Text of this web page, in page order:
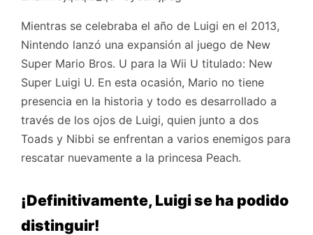
Mientras se celebraba el año de Luigi en el 2013,
Nintendo lanzó una expansión al juego de New
Super Mario Bros. U para la Wii U titulado: New
Super Luigi U. En esta ocasión, Mario no tiene
presencia en la historia y todo es desarrollado a
través de los ojos de Luigi, quien junto a dos
Toads y Nibbi se enfrentan a varios enemigos para
rescatar nuevamente a la princesa Peach.
¡Definitivamente, Luigi se ha podido
distinguir!